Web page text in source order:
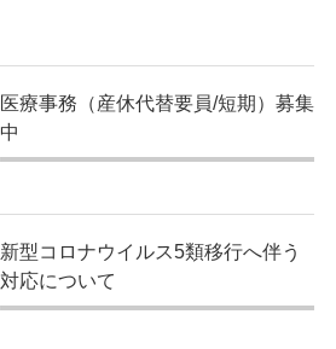
医療事務（産休代替要員/短期）募集
中
新型コロナウイルス5類移行へ伴う
対応について